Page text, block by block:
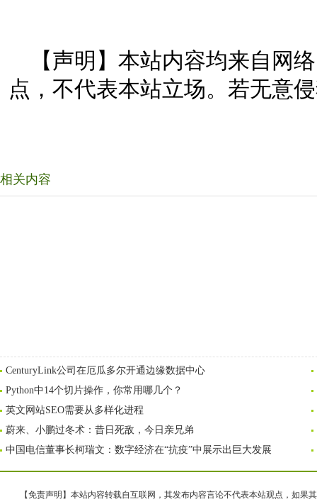
【声明】本站内容均来自网
点，不代表本站立场。若无意
相关内容
CenturyLink公司在厄瓜多尔开通边缘数据中心
Python中14个切片操作，你常用哪几个？
英文网站SEO需要从多样化进程
蔚来、小鹏过冬术：昔日死敌，今日亲兄弟
中国电信董事长柯瑞文：数字经济在“抗疫”中展示出巨大发展
【免责声明】本站内容转载自互联网，其发布内容言论不代表本站观点，如果